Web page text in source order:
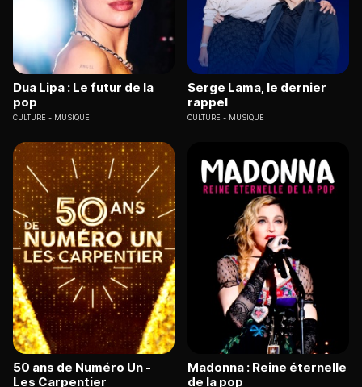
Dua Lipa : Le futur de la
pop
CULTURE MUSIQUE
Serge Lama, le dernier
rappel
CULTURE MUSIQUE
50 ans de Numéro Un -
Les Carpentier
Madonna : Reine éternelle
de la pop